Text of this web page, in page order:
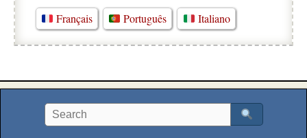
Français
Português Italiano